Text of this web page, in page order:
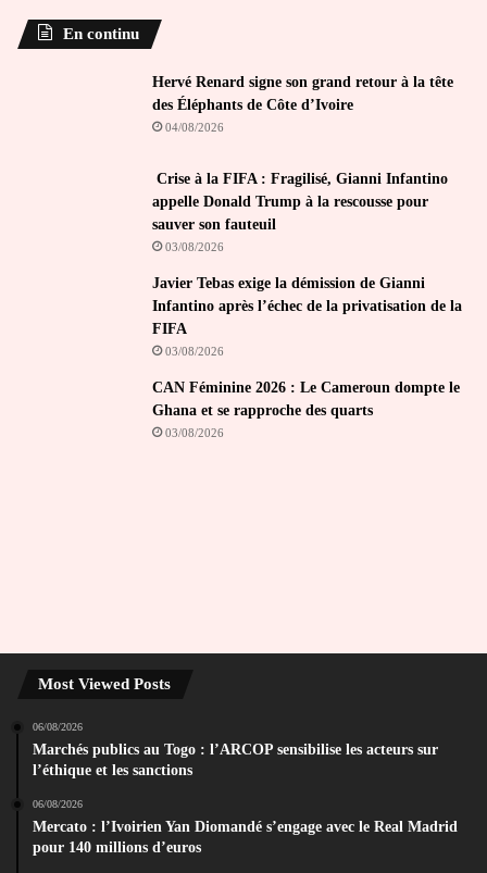
En continu
Hervé Renard signe son grand retour à la tête
des Éléphants de Côte d’Ivoire
04/08/2026
Crise à la FIFA : Fragilisé, Gianni Infantino
appelle Donald Trump à la rescousse pour
sauver son fauteuil
03/08/2026
Javier Tebas exige la démission de Gianni
Infantino après l’échec de la privatisation de la
FIFA
03/08/2026
CAN Féminine 2026 : Le Cameroun dompte le
Ghana et se rapproche des quarts
03/08/2026
Most Viewed Posts
06/08/2026
Marchés publics au Togo : l’ARCOP sensibilise les acteurs sur
l’éthique et les sanctions
06/08/2026
Mercato : l’Ivoirien Yan Diomandé s’engage avec le Real Madrid
pour 140 millions d’euros